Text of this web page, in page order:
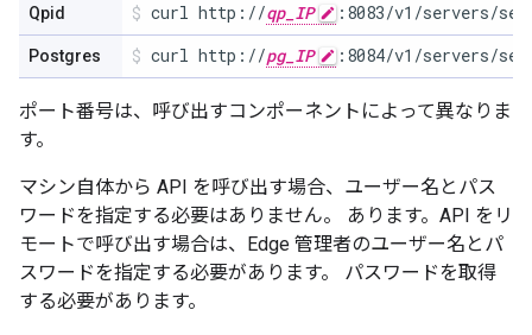
Qpid curl http://qp_IP :8083/v1/servers/
Postgres curl http://pg_IP :8084/v1/servers/
ポート番号は、呼び出すコンポーネントによって異なりま
す。
マシン自体から API を呼び出す場合、ユーザー名とパス
ワードを指定する必要はありません。 あります。API をリ
モートで呼び出す場合は、Edge 管理者のユーザー名とパ
スワードを指定する必要があります。 パスワードを取得
する必要があります。